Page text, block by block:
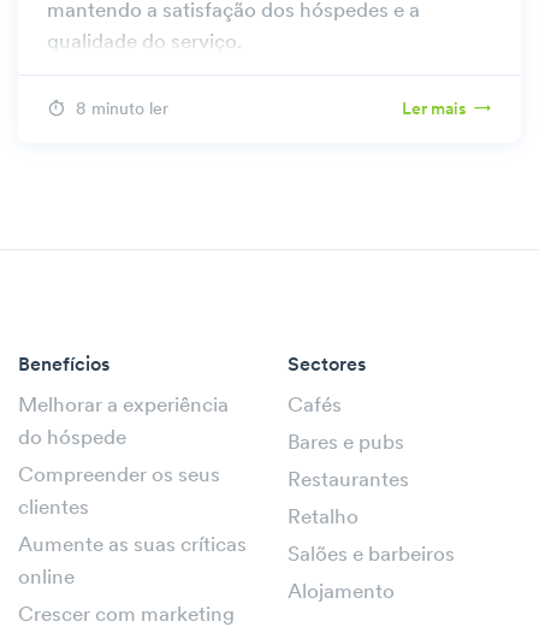
mantendo a satisfação dos hóspedes e a
qualidade do serviço.
8 minuto ler Ler mais
Benefícios
Melhorar a experiência
do hóspede
Compreender os seus
clientes
Aumente as suas críticas
online
Crescer com marketing
Sectores
Cafés
Bares e pubs
Restaurantes
Retalho
Salões e barbeiros
Alojamento